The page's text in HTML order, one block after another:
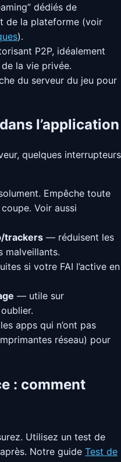
dédiés de
de la plateforme (voir
).
P2P, idéalement
la vie privée.
du serveur du jeu pour
l’application
quelques interrupteurs
Empêche toute
Voir aussi
trackers — réduisent les
malveillants.
si votre FAI l’active en
— utile sur
apps qui n’ont pas
réseau) pour
: comment
Utilisez un test de
Notre guide Test de